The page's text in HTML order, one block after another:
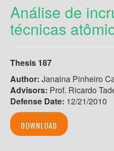
Análise de
técnicas
Thesis 187
Author: Janaina Pinheiro
Advisors: Prof. Ricardo
Defense Date: 12/21/2010
DOWNLOAD